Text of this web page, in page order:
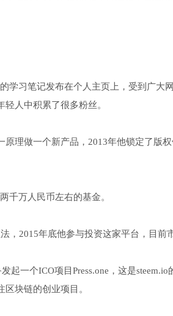
学习笔记发布在个人主页上，受到广大
人中积累了很多粉丝。
理做一个新产品，2013年他锁定了版
千万人民币左右的基金。
，2015年底他参与投资这家平台，目前
一个ICO项目Press.one，这是steem.io
块链的创业项目。